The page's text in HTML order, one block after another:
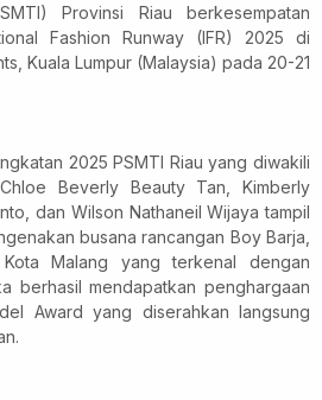
Provinsi Riau berkesempatan
Fashion Runway (IFR) 2025 di
Kuala Lumpur (Malaysia) pada 20-21
2025 PSMTI Riau yang diwakili
Beverly Beauty Tan, Kimberly
dan Wilson Nathaneil Wijaya tampil
busana rancangan Boy Barja,
Malang yang terkenal dengan
berhasil mendapatkan penghargaan
Award yang diserahkan langsung